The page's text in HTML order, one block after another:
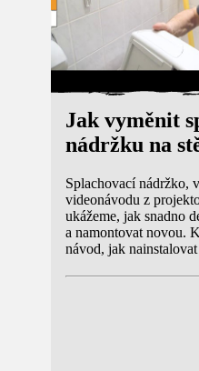
Jak vyměnit
nádržku na
Splachovací nádržko,
videonávodu z
ukážeme, jak snadno
a namontovat novou.
návod, jak